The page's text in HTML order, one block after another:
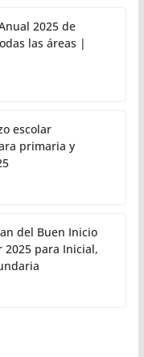
2025 de
las áreas |
escolar
primaria y
del Buen Inicio
2025 para Inicial,